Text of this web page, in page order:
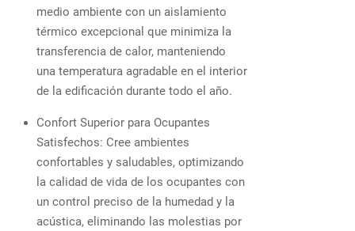
medio ambiente con un aislamiento
térmico excepcional que minimiza la
transferencia de calor, manteniendo
una temperatura agradable en el interior
de la edificación durante todo el año.
Confort Superior para Ocupantes
Satisfechos: Cree ambientes
confortables y saludables, optimizando
la calidad de vida de los ocupantes con
un control preciso de la humedad y la
acústica, eliminando las molestias por